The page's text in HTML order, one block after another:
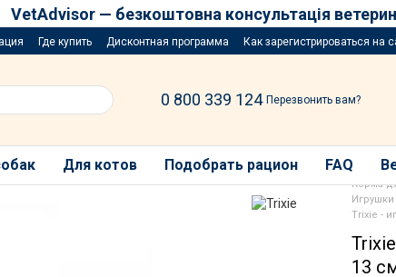
VetAdvisor — безкоштовна консультація
Где купить Дисконтная программа Как зарегистрироваться на
0 800 339 124 Перезвонить вам?
Для котов Подобрать рацион FAQ
Корма
Trixie -
13